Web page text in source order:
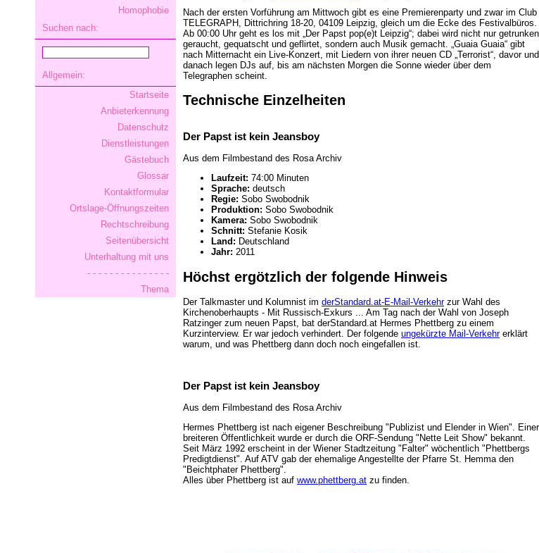
Homophobie
Suchen nach:
Allgemein:
Startseite
Anbieterkennung
Datenschutz
Dienstleistungen
Gästebuch
Glossar
Kontaktformular
Ortslage-Öffnungszeiten
Rechtschreibung
Seitenübersicht
Unterhaltung mit uns
- - - - - - - - - - - - - - -
Thema
Nach der ersten Vorführung am Mittwoch gibt es eine Premierenparty und zwar im Club
TELEGRAPH, Dittrichring 18-20, 04109 Leipzig, gleich um die Ecke des Festivalbüros.
Ab 00:00 Uhr geht es los mit „Der Papst pop(e)t Leipzig“; dabei wird nicht nur getrunken,
geraucht, gequatscht und geflirtet, sondern auch Musik gemacht. „Guaia Guaia“ gibt
nach Mitternacht ein Live-Konzert, mit Liedern von ihrer neuen CD „Terrorist“, davor und
danach legen DJs auf, bis am nächsten Morgen die Sonne wieder über dem
Telegraphen scheint.
Technische Einzelheiten
Der Papst ist kein Jeansboy
Aus dem Filmbestand des Rosa Archiv
Laufzeit: 74:00 Minuten
Sprache: deutsch
Regie: Sobo Swobodnik
Produktion: Sobo Swobodnik
Kamera: Sobo Swobodnik
Schnitt: Stefanie Kosik
Land: Deutschland
Jahr: 2011
Höchst ergötzlich der folgende Hinweis
Der Talkmaster und Kolumnist im derStandard.at-E-Mail-Verkehrzur Wahl des
Kirchenoberhaupts - Mit Russisch-Exkurs ... Am Tag nach der Wahl von Joseph
Ratzinger zum neuen Papst, bat derStandard.at Hermes Phettberg zu einem
Kurzinterview. Er war jedoch verhindert. Der folgende ungekürzte Mail-Verkehrerklärt
warum, und was Phettberg dann doch noch eingefallen ist.
Der Papst ist kein Jeansboy
Aus dem Filmbestand des Rosa Archiv
Hermes Phettberg ist nach eigener Beschreibung "Publizist und Elender in Wien". Einer
breiteren Öffentlichkeit wurde er durch die ORF-Sendung "Nette Leit Show" bekannt.
Seit März 1992 erscheint in der Wiener Stadtzeitung "Falter" wöchentlich "Phettbergs
Predigtdienst". Auf ATV gab der ehemalige Angestellte der Pfarre St. Hemma den
"Beichtphater Phettberg".
Alles über Phettberg ist auf www.phettberg.at zu finden.